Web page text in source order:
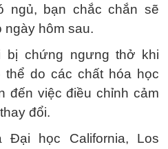
ngủ, bạn chắc chắn sẽ
ngày hôm sau.
chứng ngưng thở khi
thể do các chất hóa học
đến việc điều chỉnh cảm
đổi.
Đại học California, Los